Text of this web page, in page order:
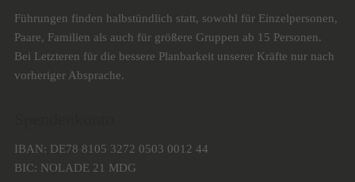
Führungen finden halbstündlich statt, sowohl für Einzelpersonen,
Paare, Familien als auch für größere Gruppen ab 15 Personen.
Bei Letzteren für die bessere Planbarkeit unserer Kräfte nur nach
vorheriger Absprache.
IBAN: DE78 8105 3272 0503 0012 44
BIC: NOLADE 21 MDG